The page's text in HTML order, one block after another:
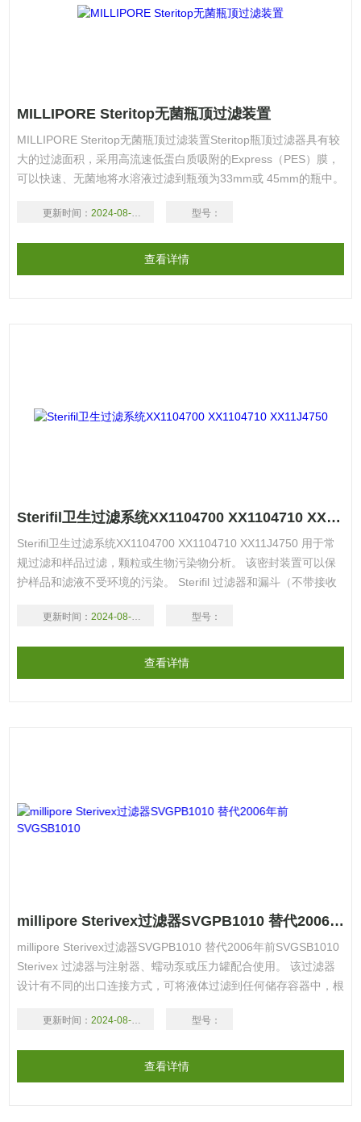
MILLIPORE Steritop无菌瓶顶过滤装置
MILLIPORE Steritop无菌瓶顶过滤装置Steritop瓶顶过滤器具有较
大的过滤面积，采用高流速低蛋白质吸附的Express（PES）膜，
可以快速、无菌地将水溶液过滤到瓶颈为33mm或 45mm的瓶中。
加入购物蓝 SCVPS02RE 孔径:0.1μm;滤膜体积:250ml;出口螺
更新时间： 2024-08-17 型号：
查看详情
Sterifil卫生过滤系统XX1104700 XX1104710 XX11J4750
Sterifil卫生过滤系统XX1104700 XX1104710 XX11J4750 用于常
规过滤和样品过滤，颗粒或生物污染物分析。 该密封装置可以保
护样品和滤液不受环境的污染。 Sterifil 过滤器和漏斗（不带接收
使用。更新时间： 2024-08-17 型号：
查看详情
millipore Sterivex过滤器SVGPB1010 替代2006年前SVGSB1010
millipore Sterivex过滤器SVGPB1010 替代2006年前SVGSB1010
Sterivex 过滤器与注射器、蠕动泵或压力罐配合使用。 该过滤器
设计有不同的出口连接方式，可将液体过滤到任何储存容器中，根
2,000mL。 提供三种不同的膜选择。
更新时间： 2024-08-17 型号：
查看详情